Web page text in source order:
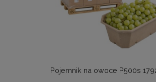
Pojemnik na owoce P500s